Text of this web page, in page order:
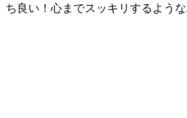
ち良い！心までスッキリするような